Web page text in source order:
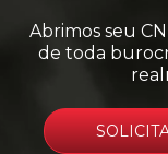
Abrimos seu
de toda